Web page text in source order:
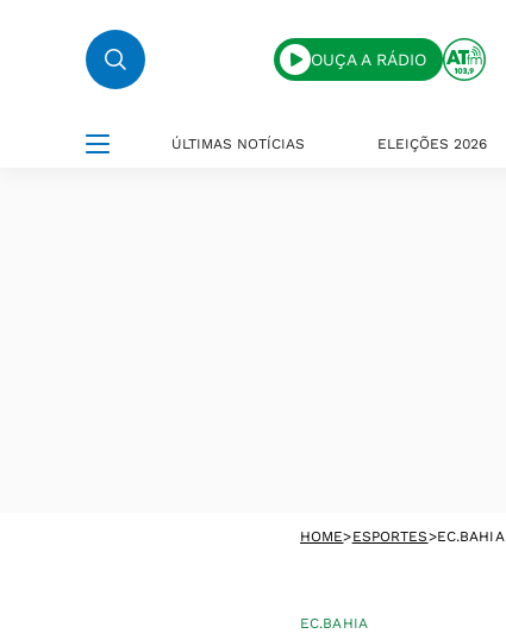
OUÇA A RÁDIO
ÚLTIMAS NOTÍCIAS ELEIÇÕES 2026
HOME>ESPORTES>EC.BAHIA
EC.BAHIA